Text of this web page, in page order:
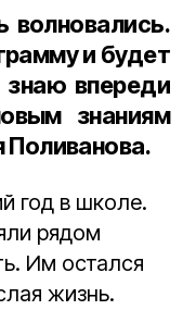
и будет
знаю впереди
знаниям
.
год в школе.
рядом
Им остался
жизнь.